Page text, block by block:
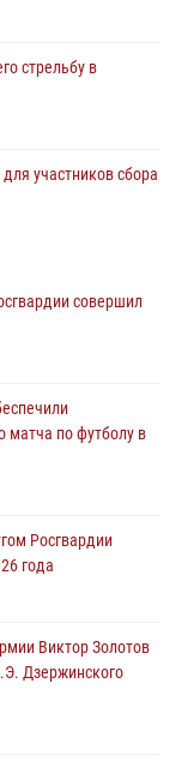
стрельбу в
участников сбора
области
устроивших
совершил
матча по футболу в
Росгвардии
года
Виктор Золотов
Дзержинского